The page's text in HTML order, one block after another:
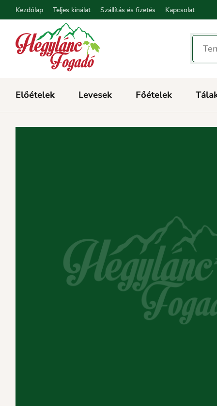
Kezdőlap Teljes kínálat Szállítás és fizetés Kapcsolat
Előételek Levesek Főételek